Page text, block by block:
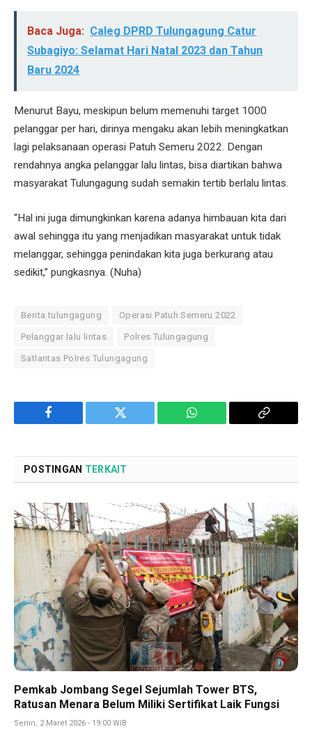
Baca Juga: Caleg DPRD Tulungagung Catur
Subagiyo: Selamat Hari Natal 2023 dan Tahun
Baru 2024
Menurut Bayu, meskipun belum memenuhi target 1000
pelanggar per hari, dirinya mengaku akan lebih meningkatkan
lagi pelaksanaan operasi Patuh Semeru 2022. Dengan
rendahnya angka pelanggar lalu lintas, bisa diartikan bahwa
masyarakat Tulungagung sudah semakin tertib berlalu lintas.
“Hal ini juga dimungkinkan karena adanya himbauan kita dari
awal sehingga itu yang menjadikan masyarakat untuk tidak
melanggar, sehingga penindakan kita juga berkurang atau
sedikit,” pungkasnya. (Nuha)
Berita tulungagung Operasi Patuh Semeru 2022
Pelanggar lalu lintas Polres Tulungagung
Satlantas Polres Tulungagung
Facebook Twitter WhatsApp
Copy
POSTINGAN TERKAIT
Pemkab Jombang Segel Sejumlah Tower BTS,
Ratusan Menara Belum Miliki Sertifikat Laik Fungsi
Senin, 2 Maret 2026 - 19:00 WIB